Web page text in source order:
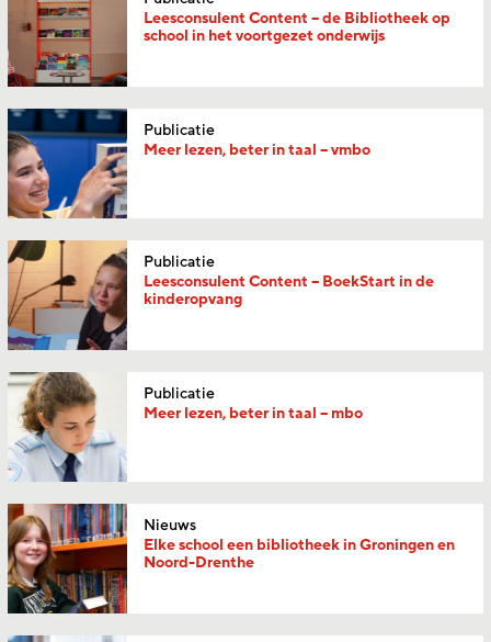
Leesconsulent Content – de Bibliotheek op
school in het voortgezet onderwijs
Publicatie
Meer lezen, beter in taal – vmbo
Publicatie
Leesconsulent Content – BoekStart in de
kinderopvang
Publicatie
Meer lezen, beter in taal – mbo
Nieuws
Elke school een bibliotheek in Groningen en
Noord-Drenthe